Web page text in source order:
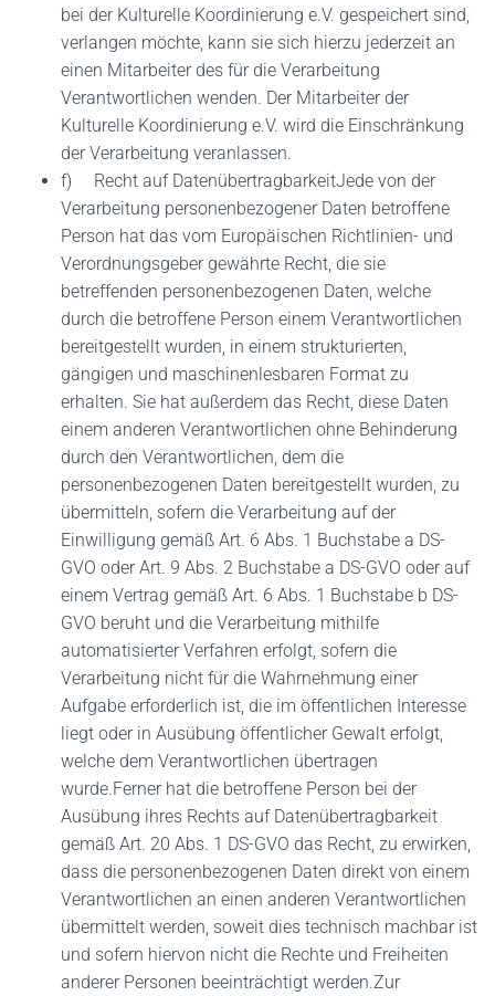
bei der Kulturelle Koordinierung e.V. gespeichert sind,
verlangen möchte, kann sie sich hierzu jederzeit an
einen Mitarbeiter des für die Verarbeitung
Verantwortlichen wenden. Der Mitarbeiter der
Kulturelle Koordinierung e.V. wird die Einschränkung
der Verarbeitung veranlassen.
f) Recht auf DatenübertragbarkeitJede von der
Verarbeitung personenbezogener Daten betroffene
Person hat das vom Europäischen Richtlinien- und
Verordnungsgeber gewährte Recht, die sie
betreffenden personenbezogenen Daten, welche
durch die betroffene Person einem Verantwortlichen
bereitgestellt wurden, in einem strukturierten,
gängigen und maschinenlesbaren Format zu
erhalten. Sie hat außerdem das Recht, diese Daten
einem anderen Verantwortlichen ohne Behinderung
durch den Verantwortlichen, dem die
personenbezogenen Daten bereitgestellt wurden, zu
übermitteln, sofern die Verarbeitung auf der
Einwilligung gemäß Art. 6 Abs. 1 Buchstabe a DS-
GVO oder Art. 9 Abs. 2 Buchstabe a DS-GVO oder auf
einem Vertrag gemäß Art. 6 Abs. 1 Buchstabe b DS-
GVO beruht und die Verarbeitung mithilfe
automatisierter Verfahren erfolgt, sofern die
Verarbeitung nicht für die Wahrnehmung einer
Aufgabe erforderlich ist, die im öffentlichen Interesse
liegt oder in Ausübung öffentlicher Gewalt erfolgt,
welche dem Verantwortlichen übertragen
wurde.Ferner hat die betroffene Person bei der
Ausübung ihres Rechts auf Datenübertragbarkeit
gemäß Art. 20 Abs. 1 DS-GVO das Recht, zu erwirken,
dass die personenbezogenen Daten direkt von einem
Verantwortlichen an einen anderen Verantwortlichen
übermittelt werden, soweit dies technisch machbar ist
und sofern hiervon nicht die Rechte und Freiheiten
anderer Personen beeinträchtigt werden.Zur